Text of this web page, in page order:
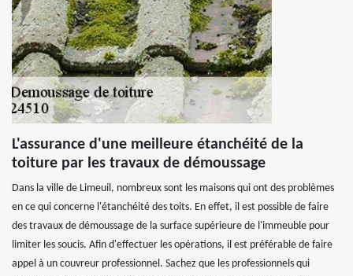
L'assurance d'une meilleure étanchéité de la
toiture par les travaux de démoussage
Dans la ville de Limeuil, nombreux sont les maisons qui ont des problèmes
en ce qui concerne l'étanchéité des toits. En effet, il est possible de faire
des travaux de démoussage de la surface supérieure de l'immeuble pour
limiter les soucis. Afin d'effectuer les opérations, il est préférable de faire
appel à un couvreur professionnel. Sachez que les professionnels qui